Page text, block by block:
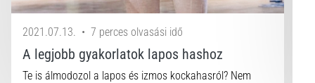
2021.07.13. • 7 perces olvasási idő
A legjobb gyakorlatok lapos hashoz
Te is álmodozol a lapos és izmos kockahasról? Nem